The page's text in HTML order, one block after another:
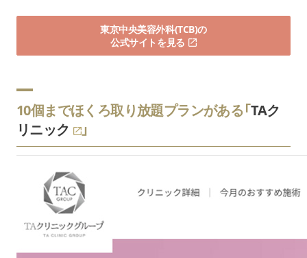
東京中央美容外科(TCB)の
公式サイトを見る
10個までほくろ取り放題プランがある「TAク
リニック
」